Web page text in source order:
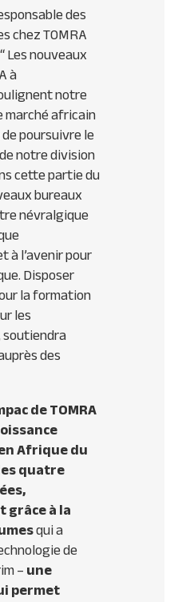
des
chez TOMRA
Les nouveaux
à
notre
marché africain
poursuivre le
notre division
cette partie du
bureaux
névralgique
à l’avenir pour
Disposer
la formation
les
des
de TOMRA
Afrique du
quatre
à la
qui a
de
–une
permet